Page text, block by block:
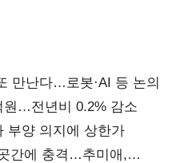
만난다…로봇·AI 등 논의
원…전년비 0.2% 감소
부양 의지에 상한가
간에 충격…추미애,